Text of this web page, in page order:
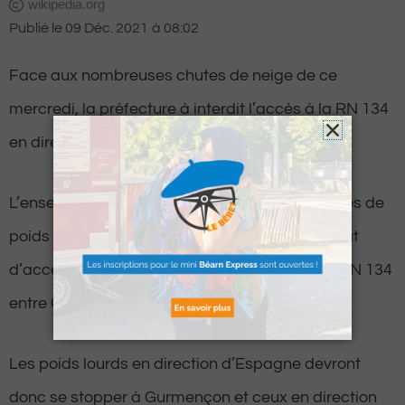
wikipedia.org
Publié le 09 Déc. 2021 à 08:02
Face aux nombreuses chutes de neige de ce
mercredi, la préfecture à interdit l’accès à la RN 134
en direction du Somport.
L’ensembles des véhicules de plus de 7,5 tonnes de
poids total autorisé en charge sont donc interdit
d’accès, au moins jusqu’à ce jeudi soir, sur la RN 134
entre Gurmençon et les Forges d’Abel.
Les poids lourds en direction d’Espagne devront
donc se stopper à Gurmençon et ceux en direction